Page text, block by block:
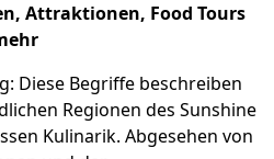
Attraktionen, Food Tours
Diese Begriffe beschreiben
Regionen des Sunshine
Kulinarik. Abgesehen von